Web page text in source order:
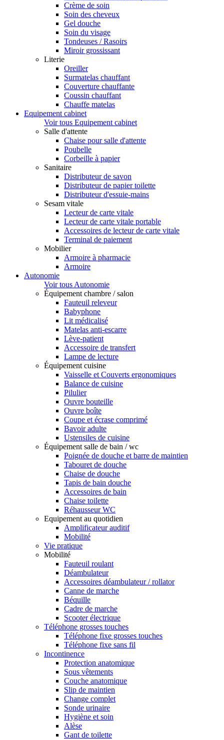
Crème de soin
Soin des cheveux
Gel douche
Soin du visage
Tondeuses / Rasoirs
Miroir grossissant
Literie
Oreiller
Surmatelas chauffant
Couverture chauffante
Coussin chauffant
Chauffe matelas
Equipement cabinet
Voir tous Equipement cabinet
Salle d'attente
Chaise pour salle d'attente
Poubelle
Corbeille à papier
Sanitaire
Distributeur de savon
Distributeur de papier toilette
Distributeur d'essuie-mains
Sesam vitale
Lecteur de carte vitale
Lecteur de carte vitale portable
Accessoires de lecteur de carte vitale
Terminal de paiement
Mobilier
Armoire à pharmacie
Armoire
Autonomie
Voir tous Autonomie
Équipement chambre / salon
Fauteuil releveur
Babyphone
Lit médicalisé
Matelas anti-escarre
Lève-patient
Accessoire de transfert
Lampe de lecture
Équipement cuisine
Vaisselle et Couverts ergonomiques
Balance de cuisine
Pilulier
Ouvre bouteille
Ouvre boîte
Coupe et écrase comprimé
Bavoir adulte
Ustensiles de cuisine
Équipement salle de bain / wc
Poignée de douche et barre de maintien
Tabouret de douche
Chaise de douche
Tapis de bain douche
Accessoires de bain
Chaise toilette
Réhausseur WC
Equipement au quotidien
Amplificateur auditif
Mobilité
Vie pratique
Mobilité
Fauteuil roulant
Déambulateur
Accessoires déambulateur / rollator
Canne de marche
Béquille
Cadre de marche
Scooter électrique
Téléphone grosses touches
Téléphone fixe grosses touches
Téléphone fixe sans fil
Incontinence
Protection anatomique
Sous vêtements
Couche anatomique
Slip de maintien
Change complet
Sonde urinaire
Hygiène et soin
Alèse
Gant de toilette